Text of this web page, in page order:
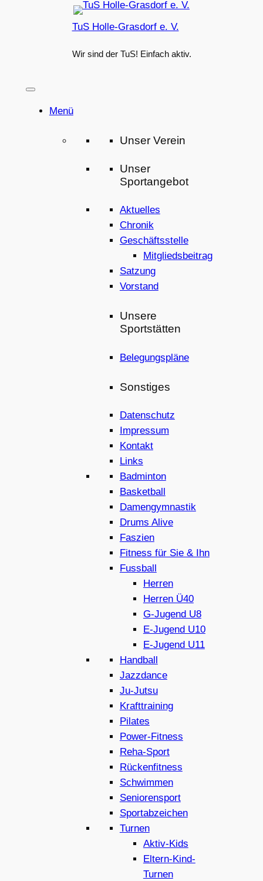
TuS Holle-Grasdorf e. V.
Wir sind der TuS! Einfach aktiv.
Menü
Unser Verein
Unser
Sportangebot
Aktuelles
Chronik
Geschäftsstelle
Mitgliedsbeitrag
Satzung
Vorstand
Unsere
Sportstätten
Belegungspläne
Sonstiges
Datenschutz
Impressum
Kontakt
Links
Badminton
Basketball
Damengymnastik
Drums Alive
Faszien
Fitness für Sie & Ihn
Fussball
Herren
Herren Ü40
G-Jugend U8
E-Jugend U10
E-Jugend U11
Handball
Jazzdance
Ju-Jutsu
Krafttraining
Pilates
Power-Fitness
Reha-Sport
Rückenfitness
Schwimmen
Seniorensport
Sportabzeichen
Turnen
Aktiv-Kids
Eltern-Kind-
Turnen